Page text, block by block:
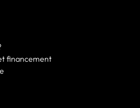
financement